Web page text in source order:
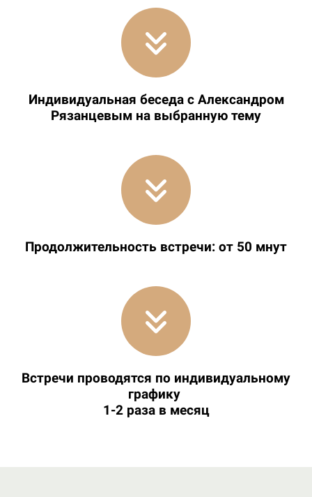
Индивидуальная беседа с Александром
Рязанцевым на выбранную тему
Продолжительность встречи: от 50 мнут
Встречи проводятся по индивидуальному
графику
1-2 раза в месяц